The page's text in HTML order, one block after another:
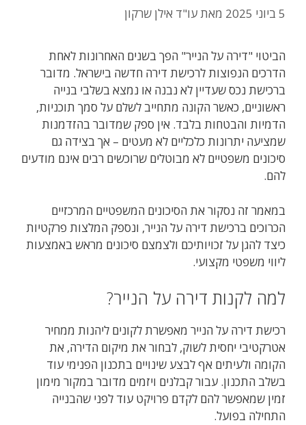
5 ביוני 2025 מאתעו"ד אילן שרקון
הביטוי "דירה על הנייר" הפך בשנים האחרונות לאחת
הדרכים הנפוצות לרכישת דירה חדשה בישראל. מדובר
ברכישת נכס שעדיין לא נבנה או נמצא בשלבי בנייה
ראשוניים, כאשר הקונה מתחייב לשלם על סמך תוכניות,
הדמיות והבטחות בלבד. אין ספק שמדובר בהזדמנות
שמציעה יתרונות כלכליים לא מעטים – אך בצידה גם
סיכונים משפטיים לא מבוטלים שרוכשים רבים אינם מודעים
להם.
במאמר זה נסקור את הסיכונים המשפטיים המרכזיים
הכרוכים ברכישת דירה על הנייר, ונספק המלצות פרקטיות
כיצד להגן על זכויותיכם ולצמצם סיכונים מראש באמצעות
ליווי משפטי מקצועי.
למה לקנות דירה על הנייר?
רכישת דירה על הנייר מאפשרת לקונים ליהנות ממחיר
אטרקטיבי יחסית לשוק, לבחור את מיקום הדירה, את
הקומה ולעיתים אף לבצע שינויים בתכנון הפנימי עוד
בשלב התכנון. עבור קבלנים ויזמים מדובר במקור מימון
זמין שמאפשר להם לקדם פרויקט עוד לפני שהבנייה
התחילה בפועל.